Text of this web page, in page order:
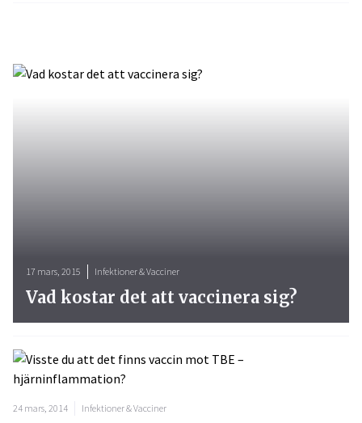
24 mars, 2014 Infektioner & Vacciner
17 mars, 2015 Infektioner & Vacciner
Vad kostar det att vaccinera sig?